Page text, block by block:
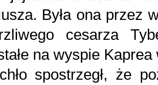
Była ona przez
cesarza
na wyspie
spostrzegł, że